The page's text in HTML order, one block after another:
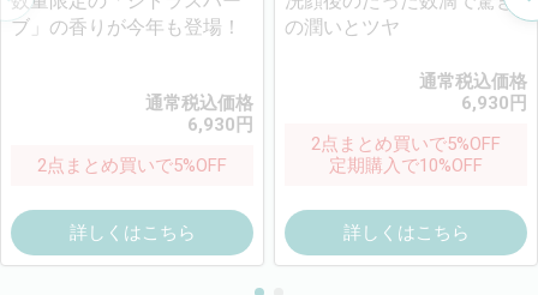
ブ」の香りが今年も登場！
通常税込価格
6,930 円
2点まとめ買いで5%OFF
詳しくはこちら
の潤いとツヤ
通常税込価格
6,930 円
2点まとめ買いで5%OFF
定期購入で10%OFF
詳しくはこちら